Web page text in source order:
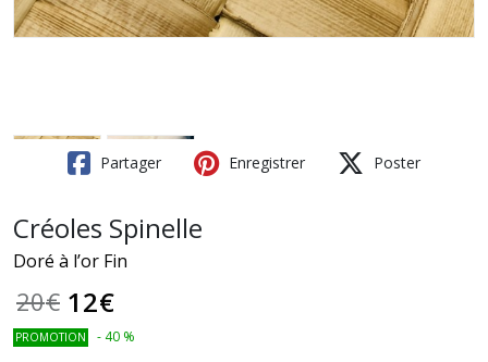
Partager Enregistrer Poster
Créoles Spinelle
Doré à l’or Fin
20€ 12€
PROMOTION - 40 %